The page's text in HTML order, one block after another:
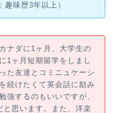
趣味歴3年以上）
ナダに1ヶ月、大学生の
1ヶ月短期留学をしまし
た友達とコミニュケーシ
続けたくて英会話に励み
強するのもいいですが、
と思います。また、洋楽